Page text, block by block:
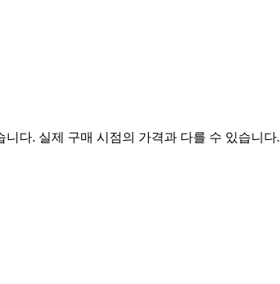
다. 실제 구매 시점의 가격과 다를 수 있습니다.